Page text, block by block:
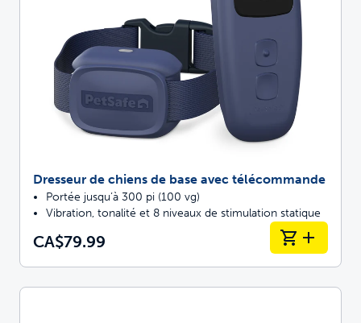
Dresseur de chiens de base avec télécommande
Portée jusqu’à 300 pi (100 vg)
Vibration, tonalité et 8 niveaux de stimulation statique
CA$79.99